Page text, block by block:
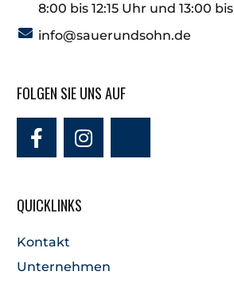
8:00 bis 12:15 Uhr und 13:00
info@sauerundsohn.de
FOLGEN SIE UNS AUF
QUICKLINKS
Kontakt
Unternehmen